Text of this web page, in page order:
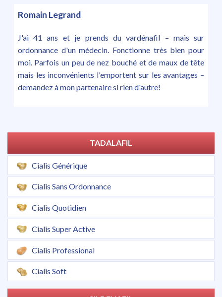
TADALAFIL
Cialis Générique
Cialis Sans Ordonnance
Cialis Quotidien
Cialis Super Active
Cialis Professional
Cialis Soft
Romain Legrand
J'ai 41 ans et je prends du vardénafil – mais sur
ordonnance d'un médecin. Fonctionne très bien pour
moi. Parfois un peu de nez bouché et de maux de tête
mais les inconvénients l'emportent sur les avantages –
demandez à mon partenaire si rien d'autre!